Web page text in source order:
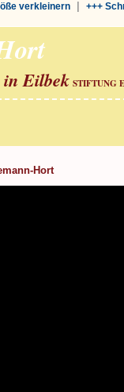
verkleinern| +++
in Eilbek STIFTUNG
Hort